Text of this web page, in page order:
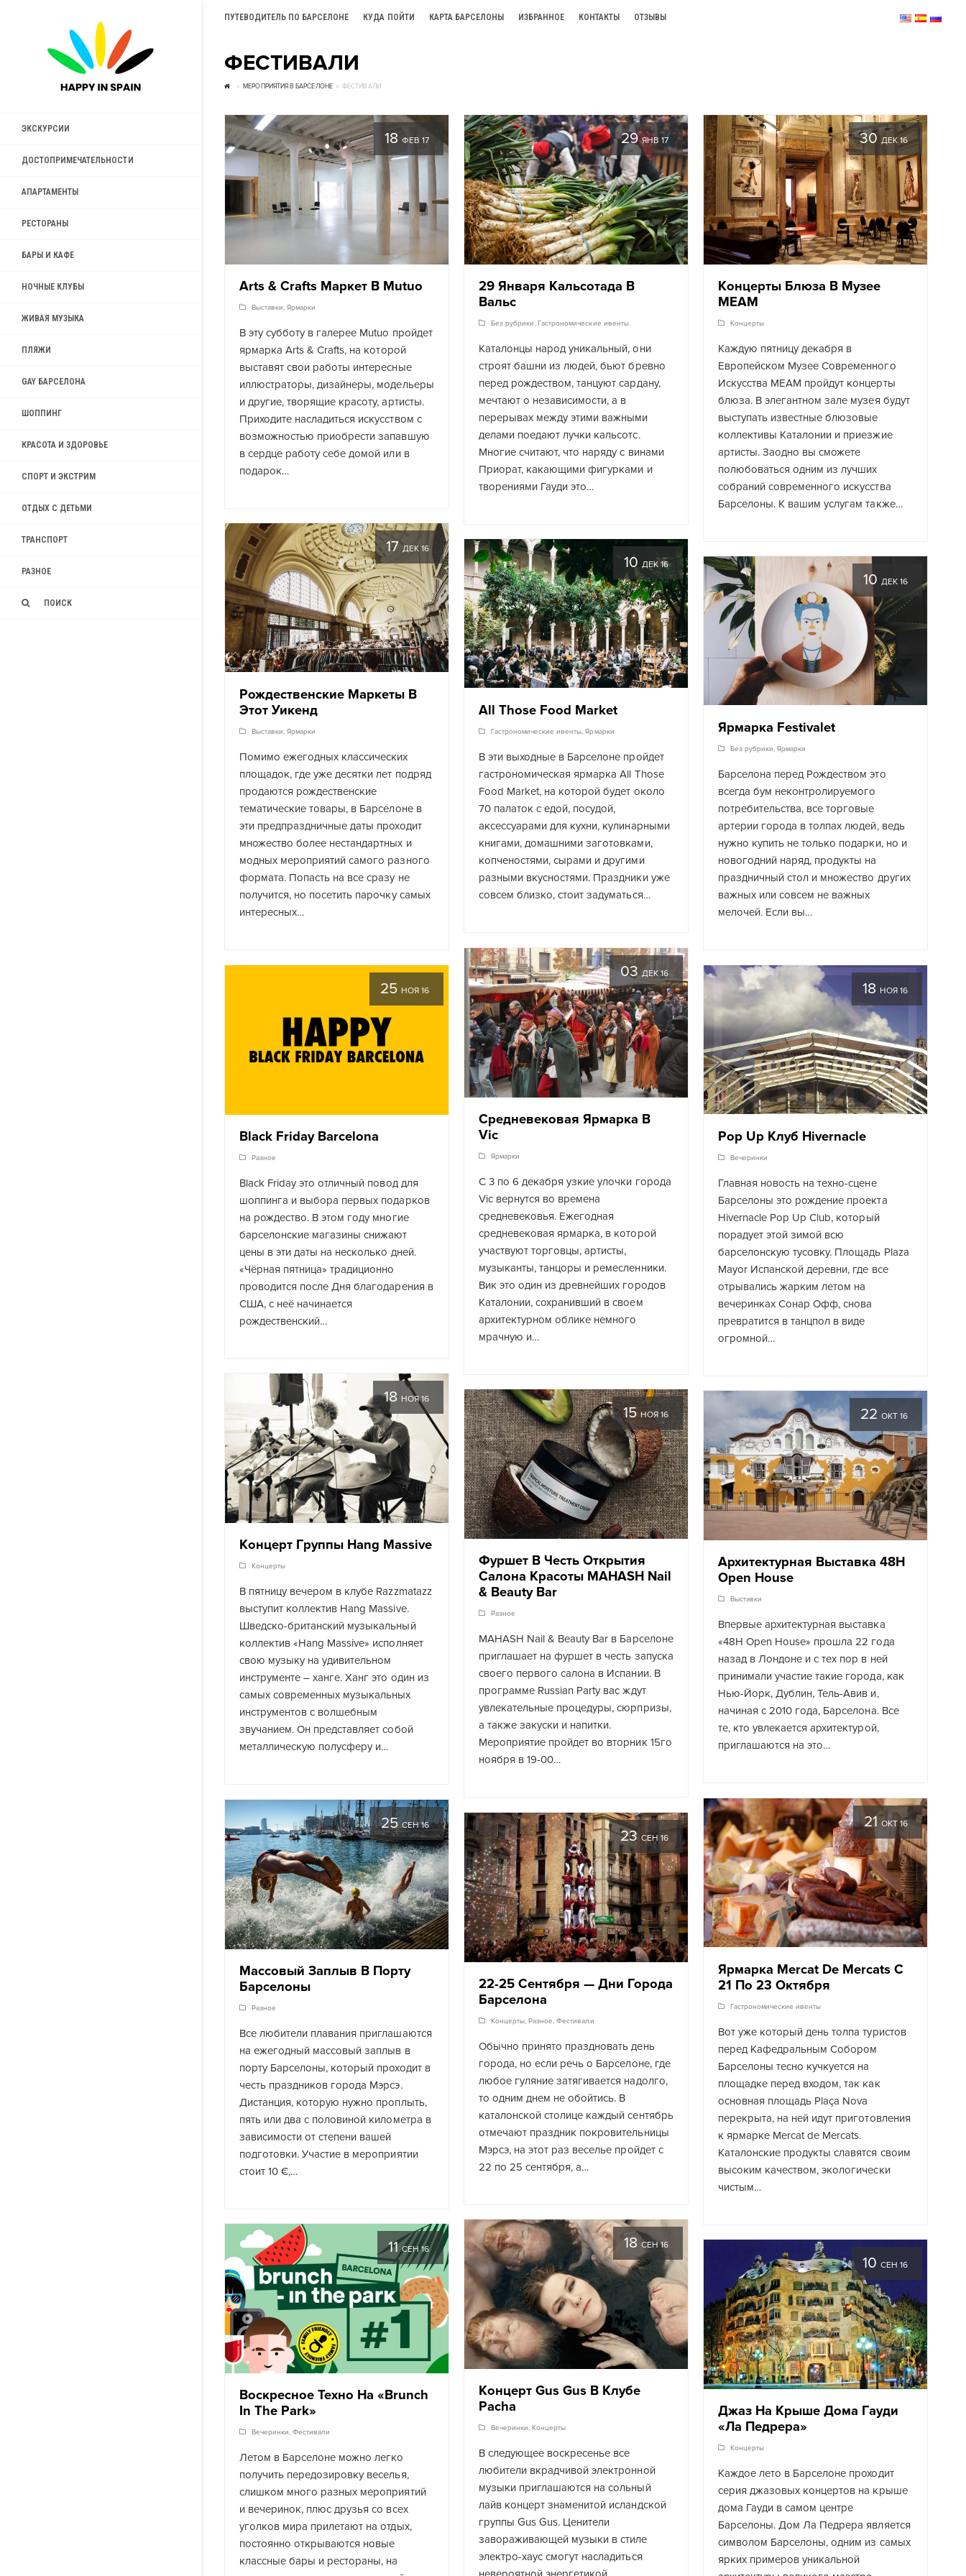
ПУТЕВОДИТЕЛЬ ПО БАРСЕЛОНЕ КУДА ПОЙТИ КАРТА БАРСЕЛОНЫ ИЗБРАННОЕ КОНТАКТЫ ОТЗЫВЫ
ЭКСКУРСИИ
ДОСТОПРИМЕЧАТЕЛЬНОСТИ
АПАРТАМЕНТЫ
РЕСТОРАНЫ
БАРЫ И КАФЕ
НОЧНЫЕ КЛУБЫ
ЖИВАЯ МУЗЫКА
ПЛЯЖИ
GAY БАРСЕЛОНА
ШОППИНГ
КРАСОТА И ЗДОРОВЬЕ
СПОРТ И ЭКСТРИМ
ОТДЫХ С ДЕТЬМИ
ТРАНСПОРТ
РАЗНОЕ
ПОИСК
ФЕСТИВАЛИ
МЕРОПРИЯТИЯ В БАРСЕЛОНЕ ФЕСТИВАЛИ
18ФЕВ 17
Arts & Crafts Маркет В Mutuo
Выставки,Ярмарки
В эту субботу в галерее Mutuo пройдет
ярмарка Arts & Crafts, на которой
выставят свои работы интересные
иллюстраторы, дизайнеры, модельеры
и другие, творящие красоту, артисты.
Приходите насладиться искусством с
возможностью приобрести запавшую
в сердце работу себе домой или в
подарок…
29ЯНВ 17
29 Января Кальсотада В
Вальс
Без рубрики,Гастрономические ивенты
Каталонцы народ уникальный, они
строят башни из людей, бьют бревно
перед рождеством, танцуют сардану,
мечтают о независимости, а в
перерывах между этими важными
делами поедают лучки кальсотс.
Многие считают, что наряду с винами
Приорат, какающими фигурками и
творениями Гауди это…
30ДЕК 16
Концерты Блюза В Музее
MEAM
Концерты
Каждую пятницу декабря в
Европейском Музее Современного
Искусства MEAM пройдут концерты
блюза. В элегантном зале музея будут
выступать известные блюзовые
коллективы Каталонии и приезжие
артисты. Заодно вы сможете
полюбоваться одним из лучших
собраний современного искусства
Барселоны. К вашим услугам также…
17ДЕК 16
Рождественские Маркеты В
Этот Уикенд
Выставки,Ярмарки
Помимо ежегодных классических
площадок, где уже десятки лет подряд
продаются рождественские
тематические товары, в Барселоне в
эти предпраздничные даты проходит
множество более нестандартных и
модных мероприятий самого разного
формата. Попасть на все сразу не
получится, но посетить парочку самых
интересных…
10ДЕК 16
All Those Food Market
Гастрономические ивенты,Ярмарки
В эти выходные в Барселоне пройдет
гастрономическая ярмарка All Those
Food Market, на которой будет около
70 палаток с едой, посудой,
аксессуарами для кухни, кулинарными
книгами, домашними заготовками,
копченостями, сырами и другими
разными вкусностями. Праздники уже
совсем близко, стоит задуматься…
10ДЕК 16
Ярмарка Festivalet
Без рубрики,Ярмарки
Барселона перед Рождеством это
всегда бум неконтролируемого
потребительства, все торговые
артерии города в толпах людей, ведь
нужно купить не только подарки, но и
новогодний наряд, продукты на
праздничный стол и множество других
важных или совсем не важных
мелочей. Если вы…
03ДЕК 16
Средневековая Ярмарка В
Vic
Ярмарки
С 3 по 6 декабря узкие улочки города
Vic вернутся во времена
средневековья. Ежегодная
средневековая ярмарка, в которой
участвуют торговцы, артисты,
музыканты, танцоры и ремесленники.
Вик это один из древнейших городов
Каталонии, сохранивший в своем
архитектурном облике немного
мрачную и…
25 НОЯ 16
Black Friday Barcelona
Разное
Black Friday это отличный повод для
шоппинга и выбора первых подарков
на рождество. В этом году многие
барселонские магазины снижают
цены в эти даты на несколько дней.
«Чёрная пятница» традиционно
проводится после Дня благодарения в
США, с неё начинается
рождественский…
18 НОЯ 16
Pop Up Клуб Hivernacle
Вечеринки
Главная новость на техно-сцене
Барселоны это рождение проекта
Hivernacle Pop Up Club, который
порадует этой зимой всю
барселонскую тусовку. Площадь Plaza
Mаyor Испанской деревни, где все
отрывались жарким летом на
вечеринках Сонар Офф, снова
превратится в танцпол в виде
огромной…
18 НОЯ 16
Концерт Группы Hang Massive
Концерты
В пятницу вечером в клубе Razzmatazz
выступит коллектив Hang Massive.
Шведско-британский музыкальный
коллектив «Hang Massive» исполняет
свою музыку на удивительном
инструменте – ханге. Ханг это один из
самых современных музыкальных
инструментов с волшебным
звучанием. Он представляет собой
металлическую полусферу и…
15НОЯ 16
Фуршет В Честь Открытия
Салона Красоты MAHASH Nail
& Beauty Bar
Разное
MAHASH Nail & Beauty Bar в Барселоне
приглашает на фуршет в честь запуска
своего первого салона в Испании. В
программе Russian Party вас ждут
увлекательные процедуры, сюрпризы,
а также закуски и напитки.
Мероприятие пройдет во вторник 15го
ноября в 19-00…
22ОКТ 16
Архитектурная Выставка 48H
Open House
Выставки
Впервые архитектурная выставка
«48H Open House» прошла 22 года
назад в Лондоне и с тех пор в ней
принимали участие такие города, как
Нью-Йорк, Дублин, Тель-Авив и,
начиная с 2010 года, Барселона. Все
те, кто увлекается архитектурой,
приглашаются на это…
21ОКТ 16
Ярмарка Mercat De Mercats С
21 По 23 Октября
Гастрономические ивенты
Вот уже который день толпа туристов
перед Кафедральным Собором
Барселоны тесно кучкуется на
площадке перед входом, так как
основная площадь Plaça Nova
перекрыта, на ней идут приготовления
к ярмарке Mercat de Mercats.
Каталонские продукты славятся своим
высоким качеством, экологически
чистым…
25СЕН 16
Массовый Заплыв В Порту
Барселоны
Разное
Все любители плавания приглашаются
на ежегодный массовый заплыв в
порту Барселоны, который проходит в
честь праздников города Мэрсэ.
Дистанция, которую нужно проплыть,
пять или два с половиной километра в
зависимости от степени вашей
подготовки. Участие в мероприятии
стоит 10 €,…
23СЕН 16
22-25 Сентября — Дни Города
Барселона
Концерты,Разное,Фестивали
Обычно принято праздновать день
города, но если речь о Барселоне, где
любое гуляние затягивается надолго,
то одним днем не обойтись. В
каталонской столице каждый сентябрь
отмечают праздник покровительницы
Мэрсэ, на этот раз веселье пройдет с
22 по 25 сентября, а…
18СЕН 16
Концерт Gus Gus В Клубе
Pacha
Вечеринки,Концерты
В следующее воскресенье все
любители вкрадчивой электронной
музыки приглашаются на сольный
лайв концерт знаменитой исландской
группы Gus Gus. Ценители
завораживающей музыки в стиле
электро-хаус смогут насладиться
11СЕН 16
Воскресное Техно На «Brunch
In The Park»
Вечеринки,Фестивали
Летом в Барселоне можно легко
получить передозировку веселья,
слишком много разных мероприятий
и вечеринок, плюс друзья со всех
уголков мира прилетают на отдых,
постоянно открываются новые
классные бары и рестораны, на
10СЕН 16
Джаз На Крыше Дома Гауди
«Ла Педрера»
Концерты
Каждое лето в Барселоне проходит
серия джазовых концертов на крыше
дома Гауди в самом центре
Барселоны. Дом Ла Педрера является
символом Барселоны, одним из самых
ярких примеров уникальной